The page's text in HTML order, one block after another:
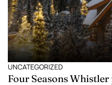
UNCATEGORIZED
Four Seasons Whistler